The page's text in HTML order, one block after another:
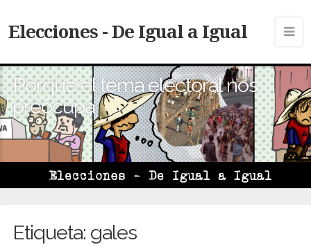
Elecciones - De Igual a Igual
Porque el tema electoral nos
preocupa
Etiqueta: gales